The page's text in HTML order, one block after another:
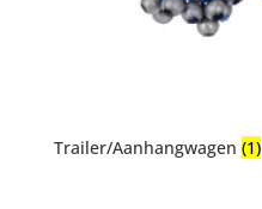
Trailer/Aanhangwagen (1)